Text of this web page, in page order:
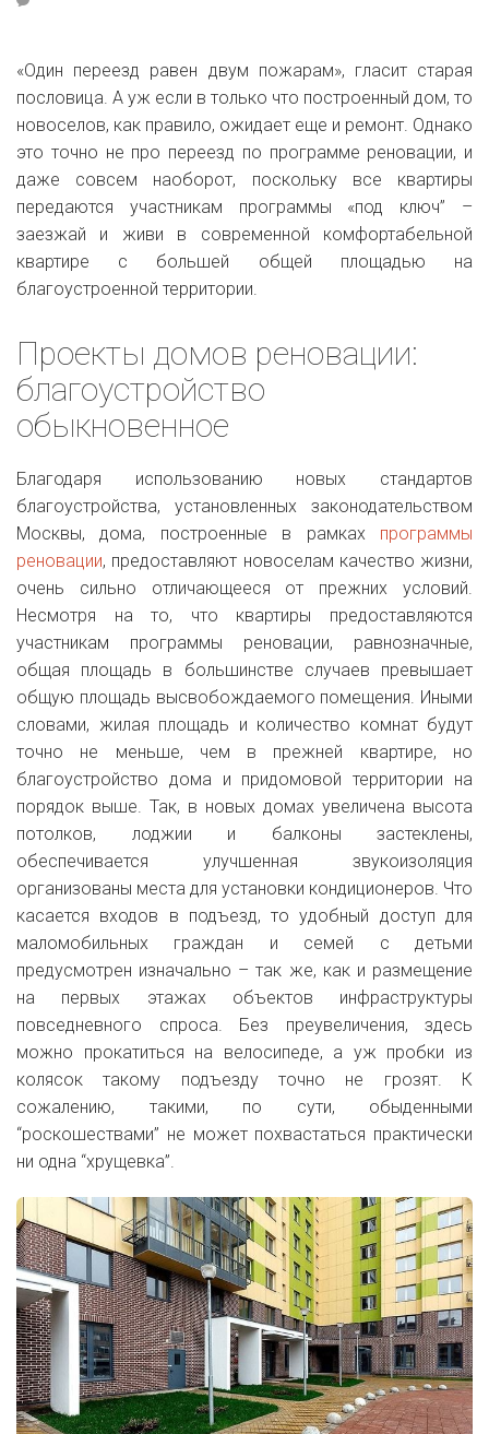
«Один переезд равен двум пожарам», гласит старая
пословица. А уж если в только что построенный дом, то
новоселов, как правило, ожидает еще и ремонт. Однако
это точно не про переезд по программе реновации, и
даже совсем наоборот, поскольку все квартиры
передаются участникам программы «под ключ” –
заезжай и живи в современной комфортабельной
квартире с большей общей площадью на
благоустроенной территории.
Проекты домов реновации:
благоустройство
обыкновенное
Благодаря использованию новых стандартов
благоустройства, установленных законодательством
Москвы, дома, построенные в рамках программы
реновации, предоставляют новоселам качество жизни,
очень сильно отличающееся от прежних условий.
Несмотря на то, что квартиры предоставляются
участникам программы реновации, равнозначные,
общая площадь в большинстве случаев превышает
общую площадь высвобождаемого помещения. Иными
словами, жилая площадь и количество комнат будут
точно не меньше, чем в прежней квартире, но
благоустройство дома и придомовой территории на
порядок выше. Так, в новых домах увеличена высота
потолков, лоджии и балконы застеклены,
обеспечивается улучшенная звукоизоляция
организованы места для установки кондиционеров. Что
касается входов в подъезд, то удобный доступ для
маломобильных граждан и семей с детьми
предусмотрен изначально – так же, как и размещение
на первых этажах объектов инфраструктуры
повседневного спроса. Без преувеличения, здесь
можно прокатиться на велосипеде, а уж пробки из
колясок такому подъезду точно не грозят. К
сожалению, такими, по сути, обыденными
“роскошествами” не может похвастаться практически
ни одна “хрущевка”.